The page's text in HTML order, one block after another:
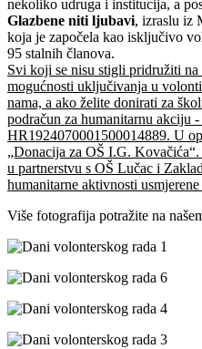
nekoliko udruga i institucija, a
Glazbene niti ljubavi, izraslu iz
koja je započela kao isključivo
95 stalnih članova.
Svi koji se nisu stigli pridružiti
mogućnosti uključivanja u
nama, a ako želite donirati za
podračun za humanitarnu akciju
HR1924070001500014889. U
„Donacija za OŠ I.G.
u partnerstvu s OŠ Lučac i
humanitarne aktivnosti
Više fotografija potražite na